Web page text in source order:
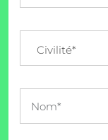
Civilité*